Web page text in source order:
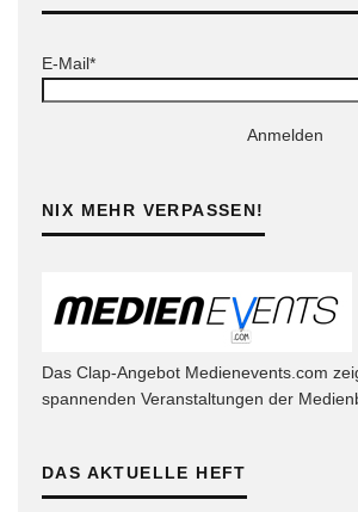
E-Mail*
Anmelden
NIX MEHR VERPASSEN!
Das Clap-Angebot Medienevents.com
spannenden Veranstaltungen der
DAS AKTUELLE HEFT